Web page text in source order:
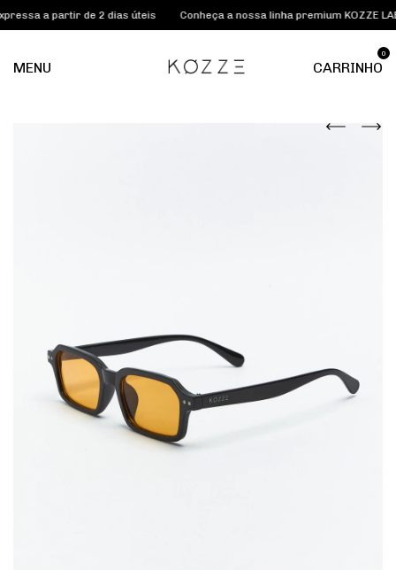
a partir de 2 dias úteis Conheça a nossa linha premium KOZZE LAB
MENU CARRINHO
0